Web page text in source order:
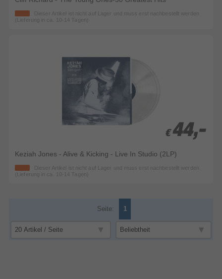
Dieser Artikel ist nicht auf Lager und muss erst nachbestellt werden
(Lieferung in ca. 10-14 Tagen)
€ 44,-
€ 44,-
Keziah Jones - Alive & Kicking - Live In Studio (2LP)
Dieser Artikel ist nicht auf Lager und muss erst nachbestellt werden
(Lieferung in ca. 10-14 Tagen)
Seite: 1